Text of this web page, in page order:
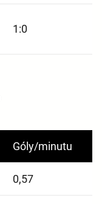
1:0
Góly/minutu
0,57